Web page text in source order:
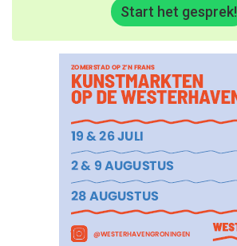
Start het gesprek!